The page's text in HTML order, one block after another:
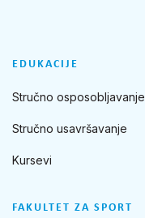
FAKULTET ZA SPORT
EDUKACIJE
Stručno osposobljavanje
Stručno usavršavanje
Kursevi